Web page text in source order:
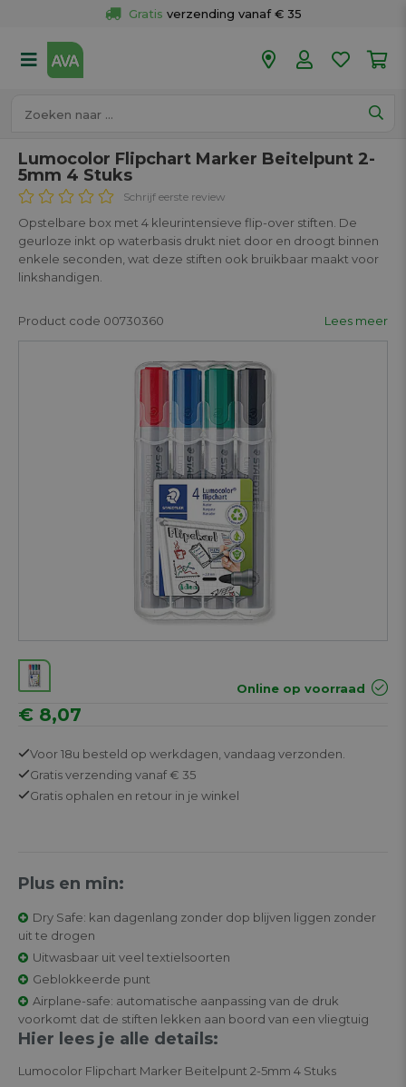
Gratis verzending vanaf € 35
50 winkels
Lumocolor Flipchart Marker Beitelpunt 2-
5mm 4 Stuks
Schrijf eerste review
Opstelbare box met 4 kleurintensieve flip-over stiften. De
geurloze inkt op waterbasis drukt niet door en droogt binnen
enkele seconden, wat deze stiften ook bruikbaar maakt voor
linkshandigen.
Product code 00730360 Lees meer
Online op voorraad
€ 8,07
Voor 18u besteld op werkdagen, vandaag verzonden.
Gratisverzending vanaf € 35
Gratis ophalen en retour in je winkel
Plus en min:
Dry Safe: kan dagenlang zonder dop blijven liggen zonder
uit te drogen
Uitwasbaar uit veel textielsoorten
Geblokkeerde punt
Airplane-safe: automatische aanpassing van de druk
voorkomt dat de stiften lekken aan boord van een vliegtuig
Hier lees je alle details:
Lumocolor Flipchart Marker Beitelpunt 2-5mm 4 Stuks